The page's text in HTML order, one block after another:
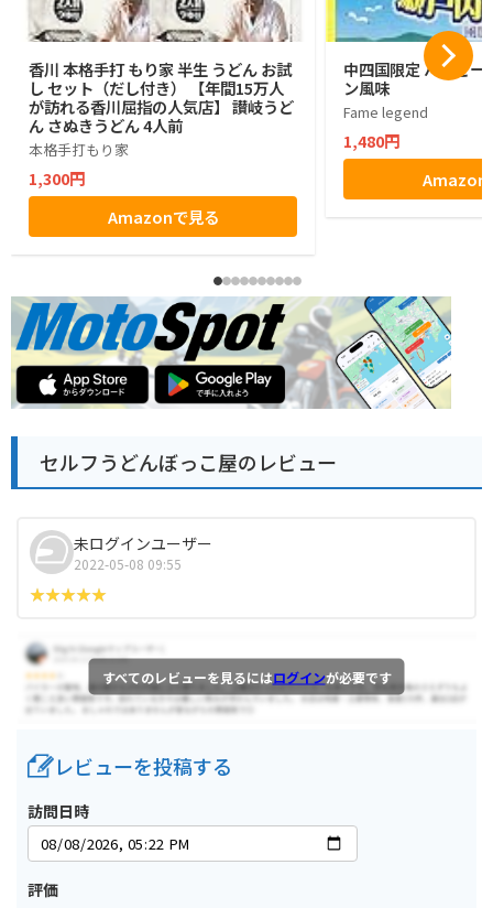
香川 本格手打 もり家 半生 うどん お試
し セット（だし付き） 【年間15万人
が訪れる香川屈指の人気店】 讃岐うど
ん さぬきうどん 4人前
本格手打もり家
1,300円
Amazonで見る
中四国限定 ハッピー
ン風味
Fame legend
1,480円
Amazon
セルフうどんぼっこ屋のレビュー
未ログインユーザー
2022-05-08 09:55
すべてのレビューを見るにはログインが必要です
レビューを投稿する
訪問日時
評価